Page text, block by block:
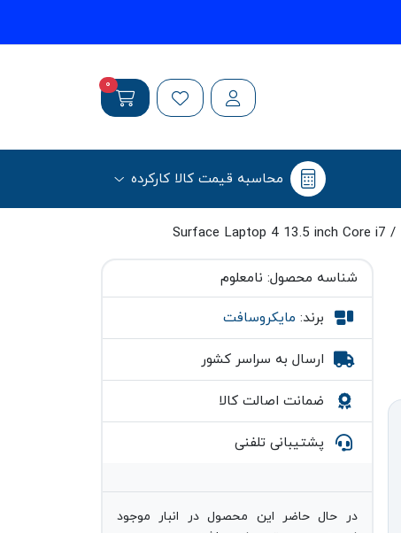
0
محاسبه قیمت کالا کارکرده
شناسه محصول: نامعلوم
برند: مایکروسافت
ارسال به سراسر کشور
ضمانت اصالت کالا
پشتیبانی تلفنی
در حال حاضر این محصول در انبار موجود